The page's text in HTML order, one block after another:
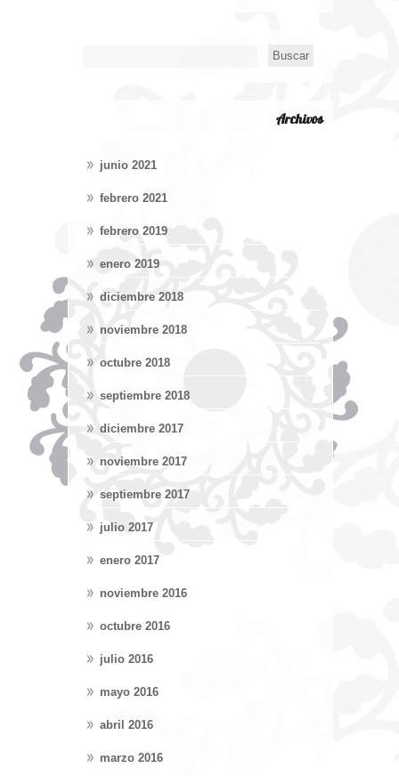
Archivos
junio 2021
febrero 2021
febrero 2019
enero 2019
diciembre 2018
noviembre 2018
octubre 2018
septiembre 2018
diciembre 2017
noviembre 2017
septiembre 2017
julio 2017
enero 2017
noviembre 2016
octubre 2016
julio 2016
mayo 2016
abril 2016
marzo 2016